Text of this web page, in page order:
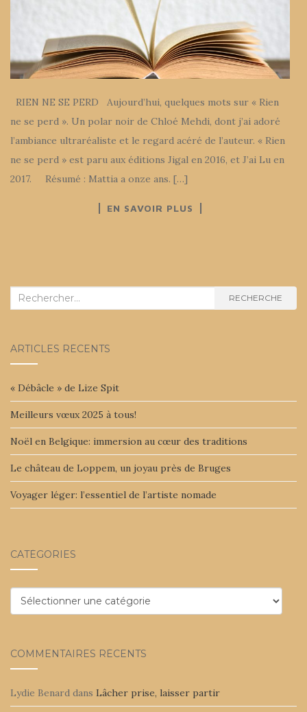
RIEN NE SE PERD Aujourd’hui, quelques mots sur « Rien
ne se perd ». Un polar noir de Chloé Mehdi, dont j’ai adoré
l’ambiance ultraréaliste et le regard acéré de l’auteur. « Rien
ne se perd » est paru aux éditions Jigal en 2016, et J’ai Lu en
2017. Résumé : Mattia a onze ans. […]
EN SAVOIR PLUS
Recherche : RECHERCHE
ARTICLES RÉCENTS
« Débâcle » de Lize Spit
Meilleurs vœux 2025 à tous!
Noël en Belgique: immersion au cœur des traditions
Le château de Loppem, un joyau près de Bruges
Voyager léger: l’essentiel de l’artiste nomade
CATÉGORIES
Catégories
COMMENTAIRES RÉCENTS
Lydie Benard dans Lâcher prise, laisser partir